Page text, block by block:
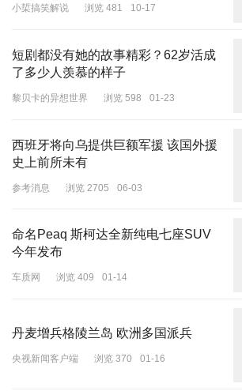
小梊搞笑解说 浏览 481 10-17
短剧都没有她的故事精彩？62岁活成
了多少人羡慕的样子
黎贝卡的异想世界 浏览 598 01-23
西班牙将向乌提供巨额军援 该国外援
史上前所未有
参考消息 浏览 2705 06-03
命名Peaq 斯柯达全新纯电七座SUV
今年发布
车质网 浏览 409 01-14
丹麦增兵格陵兰岛 欧洲多国派兵
央视新闻客户端 浏览 370 01-16